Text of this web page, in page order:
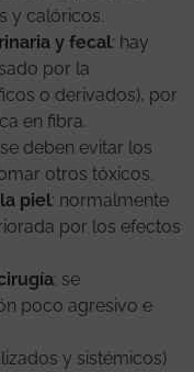
y calóricos.
y fecal: hay
por la
o derivados), por
en fibra.
se deben evitar los
otros tóxicos.
piel: normalmente
por los efectos
: se
poco agresivo e
y sistémicos)